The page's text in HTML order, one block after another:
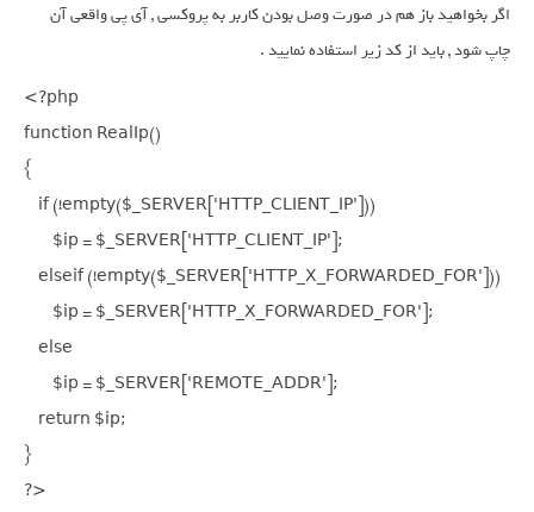
اگر بخواهید باز هم در صورت وصل بودن کاربر به پروکسی , آی پی واقعی آن
چاپ شود , باید از کد زیر استفاده نمایید .
<?php
function RealIp()
{
    if (!empty($_SERVER['HTTP_CLIENT_IP']))
        $ip = $_SERVER['HTTP_CLIENT_IP'];
    elseif (!empty($_SERVER['HTTP_X_FORWARDED_FOR']))
        $ip = $_SERVER['HTTP_X_FORWARDED_FOR'];
    else
        $ip = $_SERVER['REMOTE_ADDR'];
    return $ip;
}
?>